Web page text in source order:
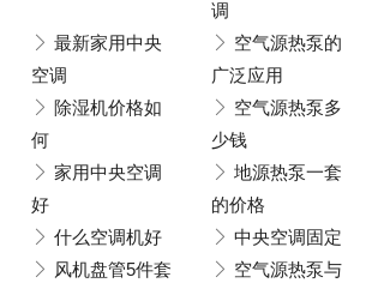
调
最新家用中央
空调
空气源热泵的
广泛应用
除湿机价格如
何
空气源热泵多
少钱
家用中央空调
好
地源热泵一套
的价格
什么空调机好
中央空调固定
风机盘管5件套
空气源热泵与